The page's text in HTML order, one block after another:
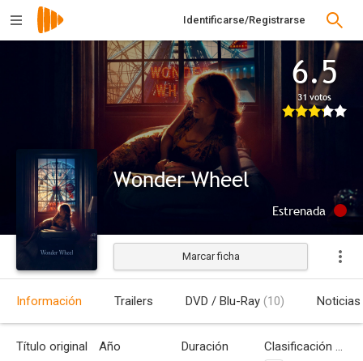
Identificarse/Registrarse
6.5
31 votos
Wonder Wheel
Estrenada
Marcar ficha
Información Trailers DVD / Blu-Ray (10) Noticias
Título original Año Duración Clasificación por edades